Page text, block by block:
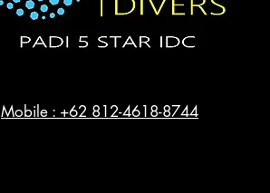
Mobile : +62 812-4618-8744